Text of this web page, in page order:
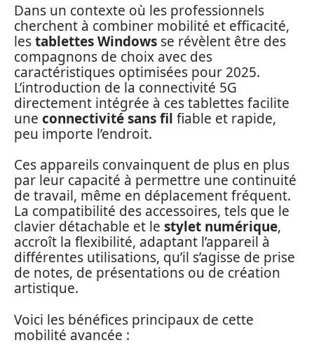
Dans un contexte où les professionnels
cherchent à combiner mobilité et efficacité,
lestablettes Windows se révèlent être des
compagnons de choix avec des
caractéristiques optimisées pour 2025.
L’introduction de la connectivité 5G
directement intégrée à ces tablettes facilite
une connectivité sans fil fiable et rapide,
peu importe l’endroit.
Ces appareils convainquent de plus en plus
par leur capacité à permettre une continuité
de travail, même en déplacement fréquent.
La compatibilité des accessoires, tels que le
clavier détachable et le stylet numérique,
accroît la flexibilité, adaptant l’appareil à
différentes utilisations, qu’il s’agisse de prise
de notes, de présentations ou de création
artistique.
Voici les bénéfices principaux de cette
mobilité avancée :